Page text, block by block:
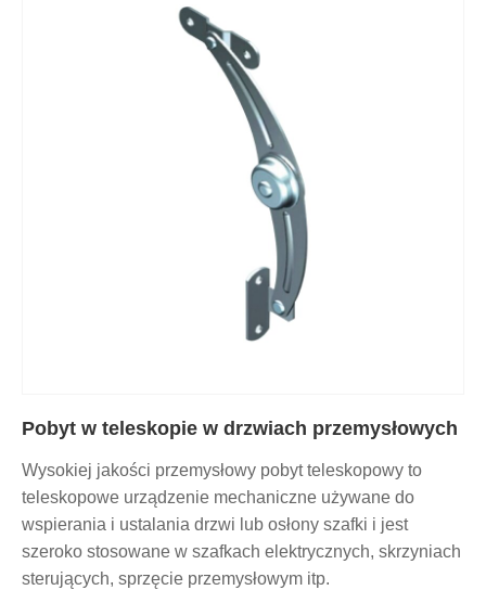
Pobyt w teleskopie w drzwiach przemysłowych
Wysokiej jakości przemysłowy pobyt teleskopowy to
teleskopowe urządzenie mechaniczne używane do
wspierania i ustalania drzwi lub osłony szafki i jest
szeroko stosowane w szafkach elektrycznych, skrzyniach
sterujących, sprzęcie przemysłowym itp.